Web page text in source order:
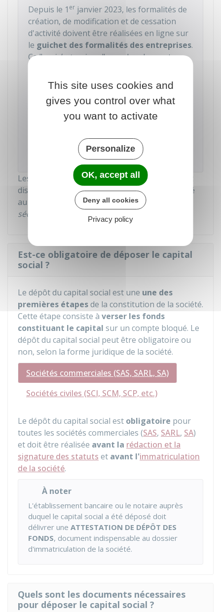
Depuis le 1 er janvier 2023, les formalités de
création, de modification et de cessation
d'activité doivent être réalisées en ligne sur
le guichet des formalités des entreprises.
Ce "guichet unique" remplace les centres
supprimés. Il concerne
toutes les
entreprises, quelle que soit leur forme
juridique ou leur activité.
Institut national de la propriété industrielle (Inpi)
Les fonds déposés sur le compte bloqué seront
disponibles après l'immatriculation de la société
au
. On dit que le capital social est
séquestre
Est-ce obligatoire de déposer le capital
social ?
Le dépôt du capital social est une une des
premières étapesde la constitution de la société.
Cette étape consiste à verser les fonds
constituant le capital sur un compte bloqué. Le
dépôt du capital social peut être obligatoire ou
non, selon la forme juridique de la société.
Sociétés commerciales (SAS, SARL, SA)
Sociétés civiles (SCI, SCM, SCP, etc.)
Le dépôt du capital social est obligatoire pour
toutes les sociétés commerciales (SAS, SARL, SA)
et doit être réalisée avant la rédaction et la
signature des statuts et avant l'immatriculation
de la société.
À noter
L'établissement bancaire ou le notaire auprès
duquel le capital social a été déposé doit
délivrer une ATTESTATION DE DÉPÔT DES
FONDS, document indispensable au dossier
d'immatriculation de la société.
Quels sont les documents nécessaires
pour déposer le capital social ?
This site uses cookies and
gives you control over what
you want to activate
Personalize
OK, accept all
Deny all cookies
Privacy policy